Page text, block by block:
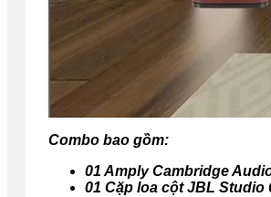
Combo bao gồm:
01 Amply Cambridge
01 Cặp loa cột JBL Studio